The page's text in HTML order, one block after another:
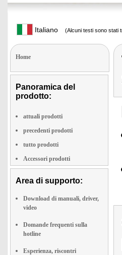
Italiano (Alcuni testi sono stati
Home
Panoramica del
prodotto:
attuali prodotti
precedenti prodotti
tutto prodotti
Accessori prodotti
Area di supporto:
Download di manuali, driver,
video
Domande frequenti sulla
hotline
Esperienza, riscontri